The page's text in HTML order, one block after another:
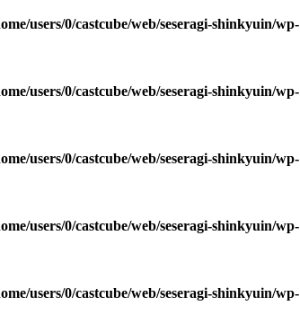
users/0/castcube/web/seseragi-shinkyuin/wp-
users/0/castcube/web/seseragi-shinkyuin/wp-
users/0/castcube/web/seseragi-shinkyuin/wp-
users/0/castcube/web/seseragi-shinkyuin/wp-
users/0/castcube/web/seseragi-shinkyuin/wp-